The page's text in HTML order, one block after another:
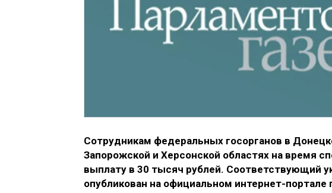
Сотрудникам федеральных госорганов в
Запорожской и Херсонской областях на время
выплату в 30 тысяч рублей. Соответствующий
опубликован на официальном интернет-